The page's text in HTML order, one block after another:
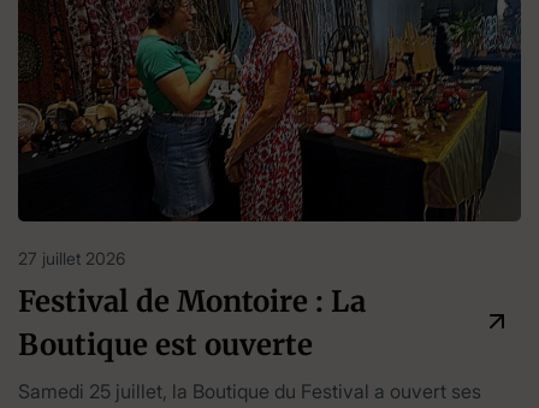
27 juillet 2026
Festival de Montoire : La
Boutique est ouverte
Samedi 25 juillet, la Boutique du Festival a ouvert ses